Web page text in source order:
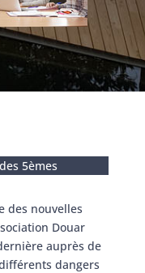
5èmes
des nouvelles
Douar
auprès de
dangers